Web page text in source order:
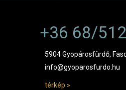
+36 68/
5904 Gyopárosfürdő,
info@gyoparosfurdo.hu
térkép »